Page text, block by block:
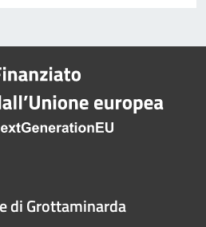
di Grottaminarda